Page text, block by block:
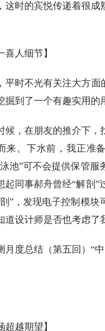
这时的宾悦传递着很
喜人细节】
平时不光有关注大方面
掘到了一个有趣实用的
候，在朋友的推介下
来。下水前，我正准
池”可不会提供保管服
起同事郝舟曾经“解剖
”，发现电子控制模块
道设计师是否也考虑了
超越期望】